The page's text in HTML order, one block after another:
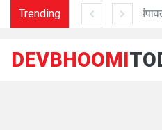
Trending
10 माह बाद चंपावत को मिलेंगे DFO
DEVBHOOMI